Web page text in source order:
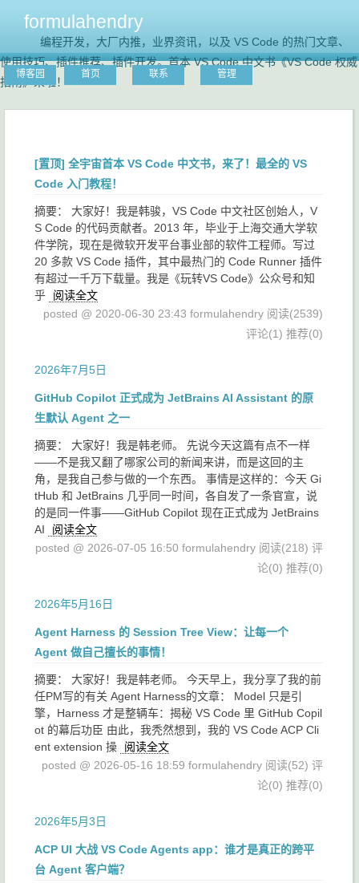
formulahendry
编程开发，大厂内推，业界资讯，以及 VS Code 的热门文章、
使用技巧、插件推荐、插件开发。首本 VS Code 中文书《VS Code 权威
指南》来啦！
博客园 首页 联系 管理
[置顶] 全宇宙首本 VS Code 中文书，来了！最全的 VS
Code 入门教程！
摘要： 大家好！我是韩骏，VS Code 中文社区创始人，V
S Code 的代码贡献者。2013 年，毕业于上海交通大学软
件学院，现在是微软开发平台事业部的软件工程师。写过
20 多款 VS Code 插件，其中最热门的 Code Runner 插件
有超过一千万下载量。我是《玩转VS Code》公众号和知
乎
阅读全文
posted @ 2020-06-30 23:43 formulahendry 阅读(2539)
评论(1) 推荐(0)
2026年7月5日
GitHub Copilot 正式成为 JetBrains AI Assistant 的原
生默认 Agent 之一
摘要： 大家好！我是韩老师。 先说今天这篇有点不一样
——不是我又翻了哪家公司的新闻来讲，而是这回的主
角，是我自己参与做的一个东西。 事情是这样的：今天 Gi
tHub 和 JetBrains 几乎同一时间，各自发了一条官宣，说
的是同一件事——GitHub Copilot 现在正式成为 JetBrains
AI
阅读全文
posted @ 2026-07-05 16:50 formulahendry 阅读(218) 评
论(0) 推荐(0)
2026年5月16日
Agent Harness 的 Session Tree View：让每一个
Agent 做自己擅长的事情！
摘要： 大家好！我是韩老师。 今天早上，我分享了我的前
任PM写的有关 Agent Harness的文章： Model 只是引
擎，Harness 才是整辆车：揭秘 VS Code 里 GitHub Copil
ot 的幕后功臣 由此，我秃然想到，我的 VS Code ACP Cli
ent extension 操
阅读全文
posted @ 2026-05-16 18:59 formulahendry 阅读(52) 评
论(0) 推荐(0)
2026年5月3日
ACP UI 大战 VS Code Agents app：谁才是真正的跨平
台 Agent 客户端？